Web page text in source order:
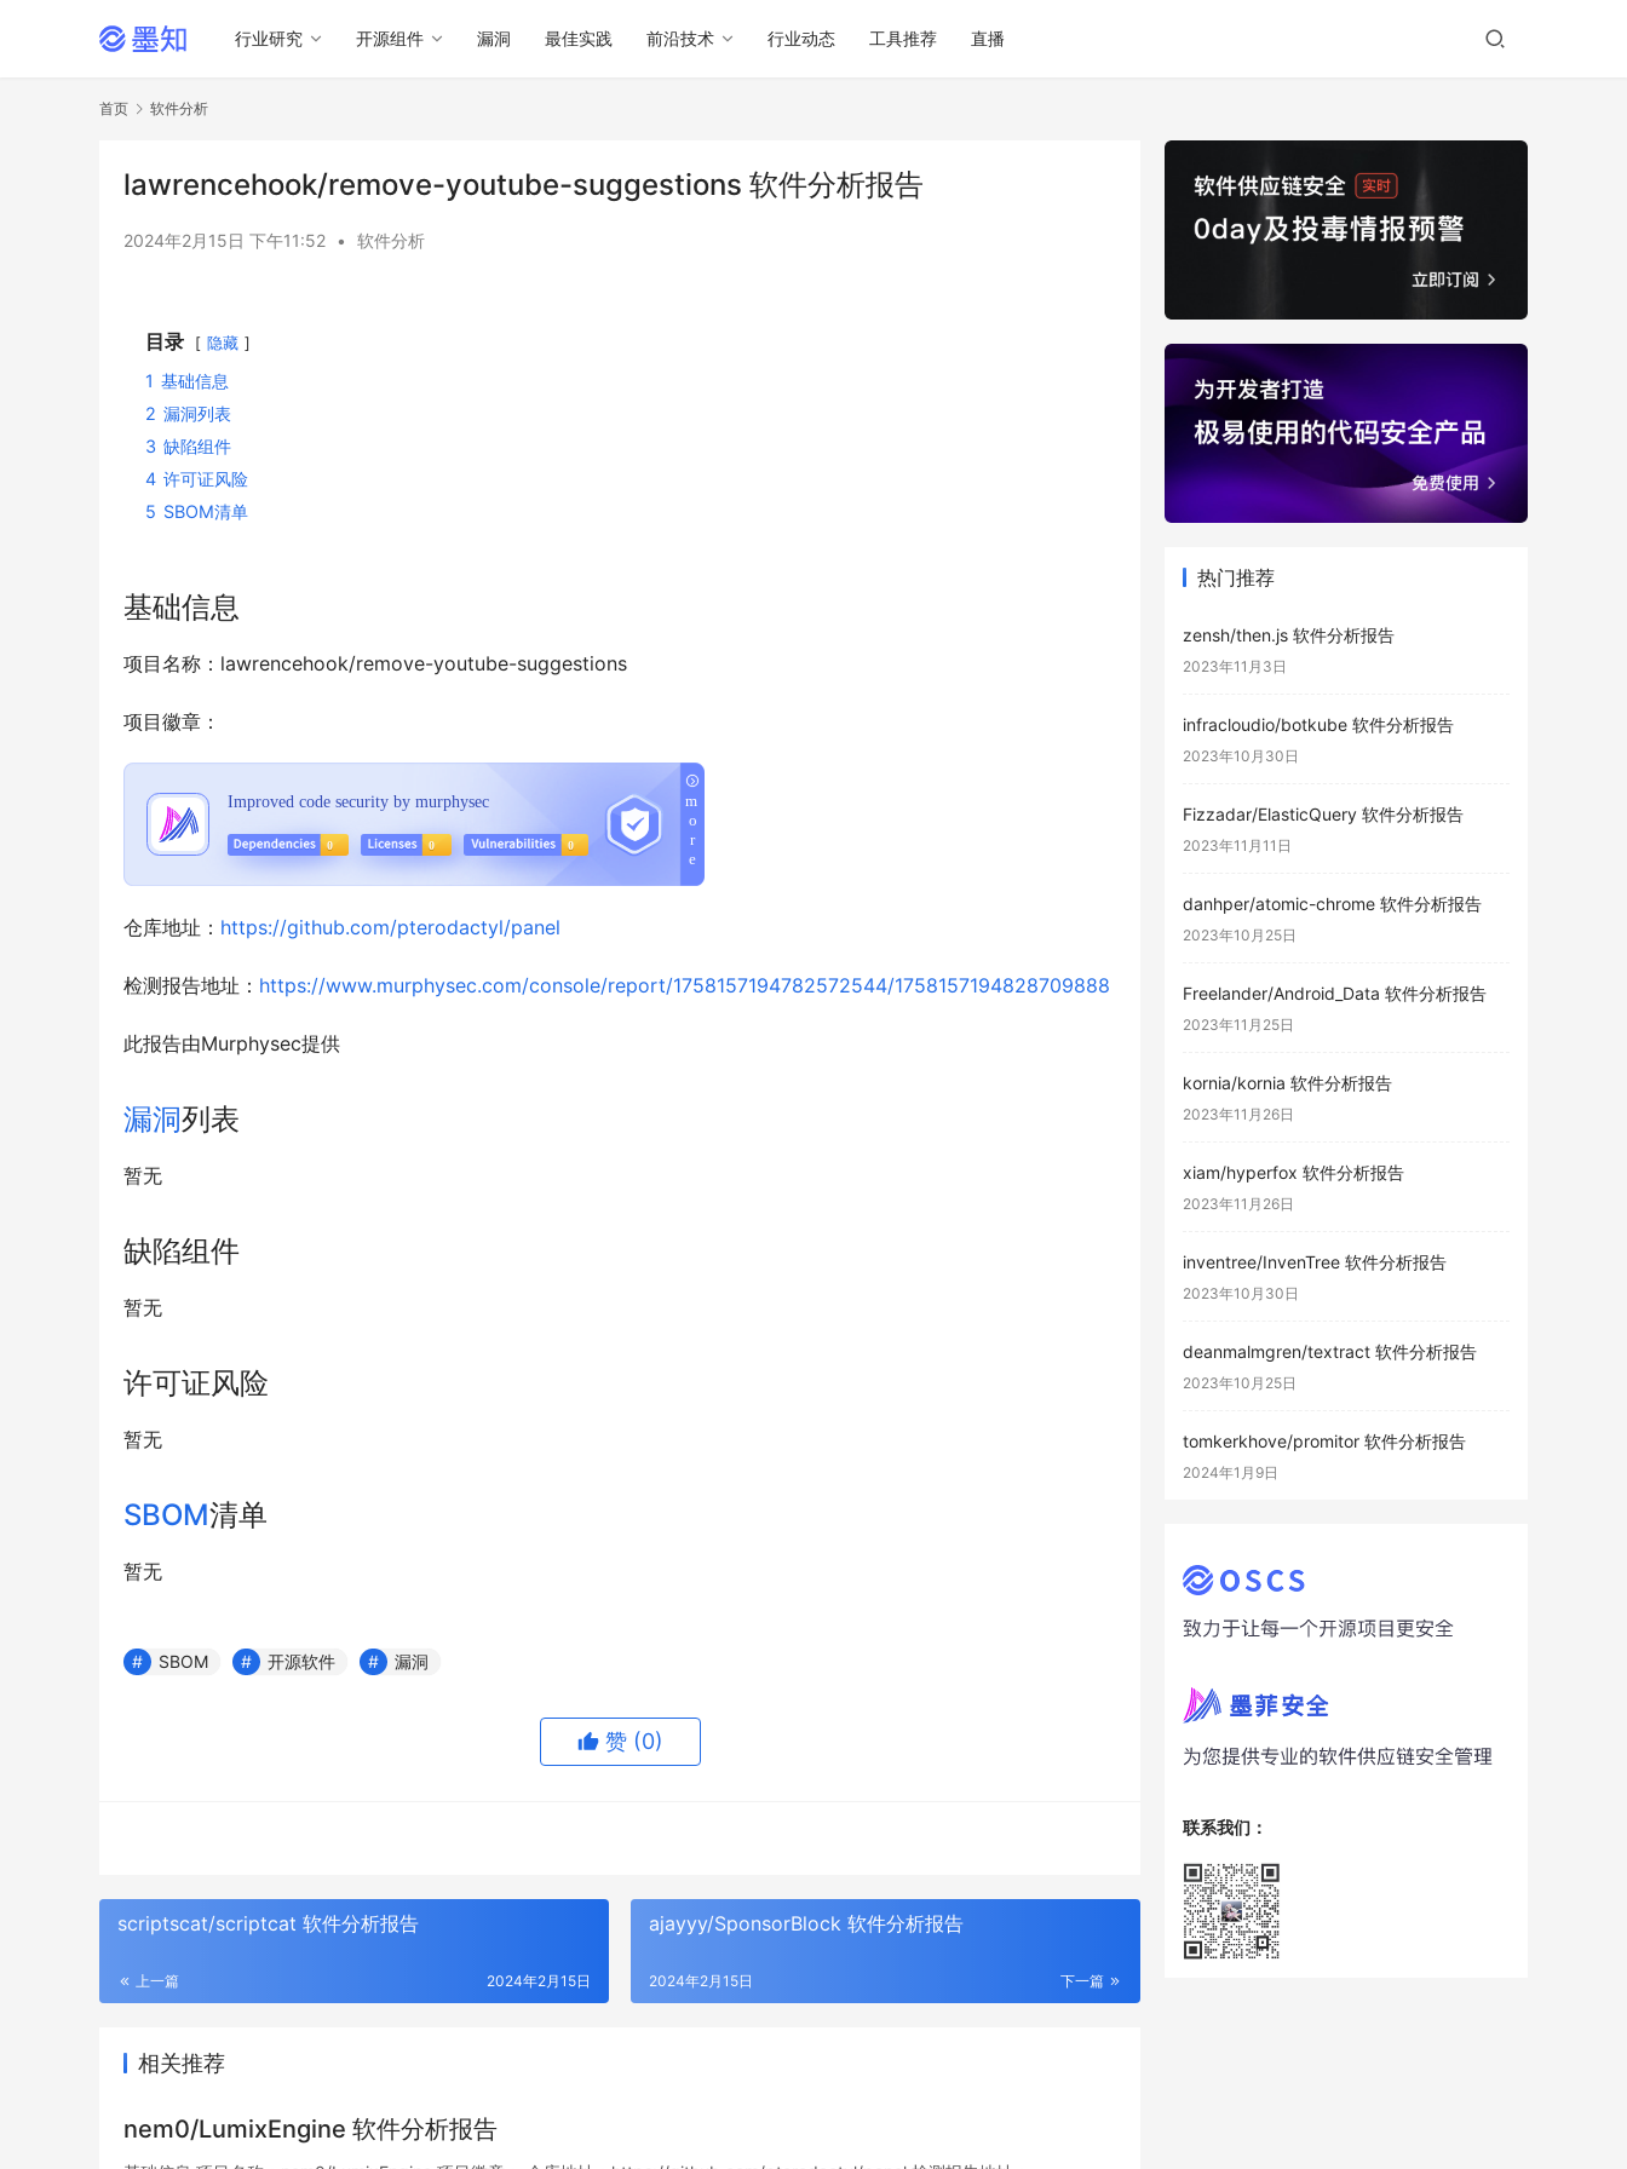
行业研究 开源组件 漏洞 最佳实践 前沿技术 行业动态 工具推荐 直播
首页 软件分析
lawrencehook/remove-youtube-suggestions 软件分析报告
2024年2月15日 下午11:52 • 软件分析
目录 隐藏
1 基础信息
2 漏洞列表
3 缺陷组件
4 许可证风险
5 SBOM清单
基础信息
项目名称：lawrencehook/remove-youtube-suggestions
项目徽章：
仓库地址： https://github.com/pterodactyl/panel
检测报告地址： https://www.murphysec.com/console/report/1758157194782572544/1758157194828709888
此报告由Murphysec提供
漏洞列表
暂无
缺陷组件
暂无
许可证风险
暂无
SBOM清单
暂无
SBOM 开源软件 漏洞
赞 (0)
scriptscat/scriptcat 软件分析报告
上一篇 2024年2月15日
ajayyy/SponsorBlock 软件分析报告
下一篇
2024年2月15日
相关推荐
nem0/LumixEngine 软件分析报告
热门推荐
zensh/then.js 软件分析报告
2023年11月3日
infracloudio/botkube 软件分析报告
2023年10月30日
Fizzadar/ElasticQuery 软件分析报告
2023年11月11日
danhper/atomic-chrome 软件分析报告
2023年10月25日
Freelander/Android_Data 软件分析报告
2023年11月25日
kornia/kornia 软件分析报告
2023年11月26日
xiam/hyperfox 软件分析报告
2023年11月26日
inventree/InvenTree 软件分析报告
2023年10月30日
deanmalmgren/textract 软件分析报告
2023年10月25日
tomkerkhove/promitor 软件分析报告
2024年1月9日
联系我们：